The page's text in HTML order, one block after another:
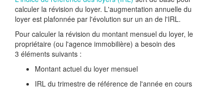
calculer la révision du loyer. L'augmentation annuelle du
loyer est plafonnée par l'évolution sur un an de l'IRL.
Pour calculer la révision du montant mensuel du loyer, le
propriétaire (ou l'agence immobilière) a besoin des
3 éléments suivants :
Montant actuel du loyer mensuel
IRL du trimestre de référence de l'année en cours